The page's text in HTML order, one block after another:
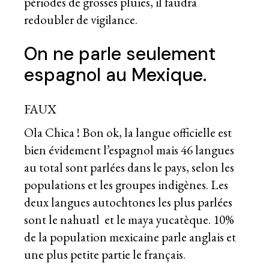
redoubler de vigilance.
On ne parle seulement
espagnol au Mexique.
FAUX
Ola Chica ! Bon ok, la langue officielle est
bien évidement l’espagnol mais 46 langues
au total sont parlées dans le pays, selon les
populations et les groupes indigènes. Les
deux langues autochtones les plus parlées
sont le nahuatl et le maya yucatèque. 10%
de la population mexicaine parle anglais et
une plus petite partie le français.